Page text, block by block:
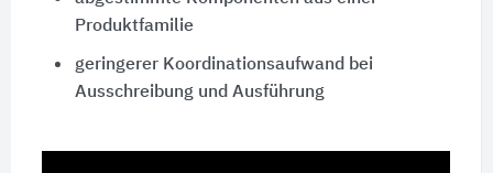
Produktfamilie
geringerer Koordinationsaufwand bei
Ausschreibung und Ausführung